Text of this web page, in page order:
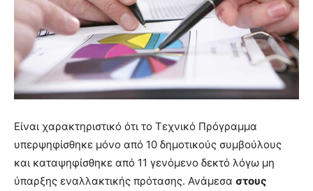
Είναι χαρακτηριστικό ότι το Τεχνικό Πρόγραμμα
υπερψηφίσθηκε μόνο από 10 δημοτικούς συμβούλους
και καταψηφίσθηκε από 11 γενόμενο δεκτό λόγω μη
ύπαρξης εναλλακτικής πρότασης. Ανάμεσα στους